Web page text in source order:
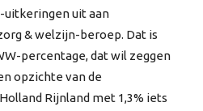
uitkeringen uit aan
& welzijn-beroep. Dat is
percentage, dat wil zeggen
opzichte van de
Rijnland met 1,3% iets